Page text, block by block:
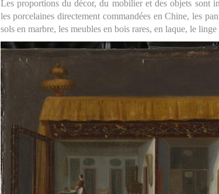
Les proportions du décor, du mobilier et des objets sont
les porcelaines directement commandées en Chine, les
sols en marbre, les meubles en bois rares, en laque, le